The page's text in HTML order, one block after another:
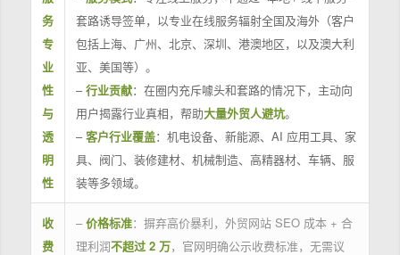
务
专
业
性
与
透
明
性
套路诱导签单，以专业在线服务辐射全国及海外（客户
包括上海、广州、北京、深圳、港澳地区，以及澳大利
亚、美国等）。
–行业贡献：在圈内充斥噱头和套路的情况下，主动向
用户揭露行业真相，帮助大量外贸人避坑。
–客户行业覆盖：机电设备、新能源、AI 应用工具、家
具、阀门、装修建材、机械制造、高精器材、车辆、服
装等多领域。
收
费
– 价格标准：摒弃高价暴利，外贸网站 SEO 成本 + 合
理利润不超过 2 万，官网明确公示收费标准，无需议